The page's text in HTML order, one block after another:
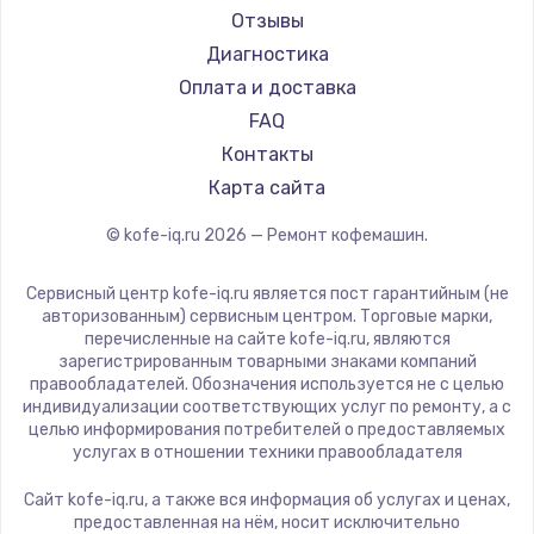
Ремонт кофемашин Tuvio
Ремонт кофемашин Carrera
Ремонт кофемашин Supra
Saeco
La Cimbali
WMF
Yamaguchi
Astoria
JVC
ROCKET MOZZAFIATO
Vivitek
Thomson
Hisense
DELTA
Tefal
RED solution
Отзывы
Диагностика
Оплата и доставка
FAQ
Контакты
Карта сайта
© kofe-iq.ru 2026 — Ремонт кофемашин.
Сервисный центр kofe-iq.ru является пост гарантийным (не
авторизованным) сервисным центром. Торговые марки,
перечисленные на сайте kofe-iq.ru, являются
зарегистрированным товарными знаками компаний
правообладателей. Обозначения используется не с целью
индивидуализации соответствующих услуг по ремонту, а с
целью информирования потребителей о предоставляемых
услугах в отношении техники правообладателя
Сайт kofe-iq.ru, а также вся информация об услугах и ценах,
предоставленная на нём, носит исключительно